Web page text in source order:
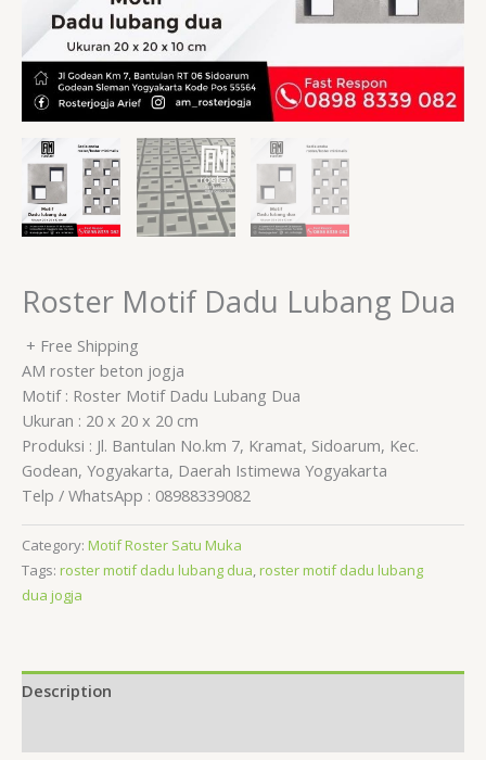
Roster Motif Dadu Lubang Dua
+ Free Shipping
AM roster beton jogja
Motif : Roster Motif Dadu Lubang Dua
Ukuran : 20 x 20 x 20 cm
Produksi : Jl. Bantulan No.km 7, Kramat, Sidoarum, Kec.
Godean, Yogyakarta, Daerah Istimewa Yogyakarta
Telp / WhatsApp : 08988339082
Category: Motif Roster Satu Muka
Tags: roster motif dadu lubang dua roster motif dadu lubang
dua jogja
Description